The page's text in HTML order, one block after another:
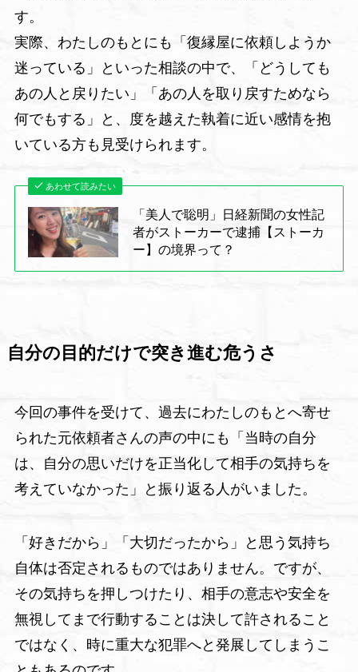
す。
実際、わたしのもとにも「復縁屋に依頼しようか
迷っている」といった相談の中で、「どうしても
あの人と戻りたい」「あの人を取り戻すためなら
何でもする」と、度を越えた執着に近い感情を抱
いている方も見受けられます。
あわせて読みたい
「美人で聡明」日経新聞の女性記
者がストーカーで逮捕【ストーカ
ー】の境界って？
自分の目的だけで突き進む危うさ
今回の事件を受けて、過去にわたしのもとへ寄せ
られた元依頼者さんの声の中にも「当時の自分
は、自分の思いだけを正当化して相手の気持ちを
考えていなかった」と振り返る人がいました。
「好きだから」「大切だったから」と思う気持ち
自体は否定されるものではありません。ですが、
その気持ちを押しつけたり、相手の意志や安全を
無視してまで行動することは決して許されること
ではなく、時に重大な犯罪へと発展してしまうこ